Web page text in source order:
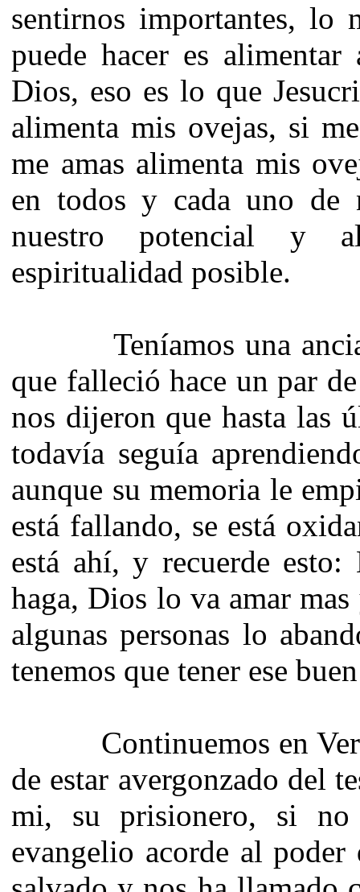
sentirnos importantes, lo
puede hacer es alimentar
Dios, eso es lo que
alimenta mis ovejas, si
me amas alimenta mis
en todos y cada uno de
nuestro potencial y
espiritualidad posible.
Teníamos una
que falleció hace un par
nos dijeron que hasta las
todavía seguía
aunque su memoria le
está fallando, se está
está ahí, y recuerde
haga, Dios lo va amar
algunas personas lo
tenemos que tener ese
Continuemos en
de estar avergonzado del
mi, su prisionero, si no
evangelio acorde al